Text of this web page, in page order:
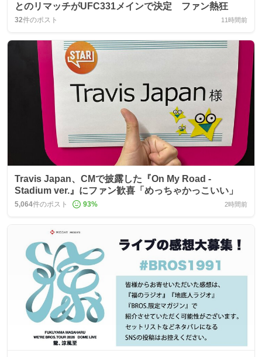
とのリマッチがUFC331メインで決定 ファン熱狂
32件のポスト 11時間前
Travis Japan、CMで披露した『On My Road -
Stadium ver.』にファン歓喜「めっちゃかっこいい」
5,064件のポスト 93% 2時間前